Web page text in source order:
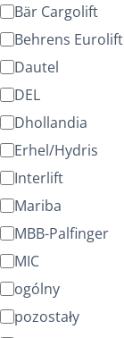
Bär Cargolift
Behrens Eurolift
Dautel
DEL
Dhollandia
Erhel/Hydris
Interlift
Mariba
MBB-Palfinger
MIC
ogólny
pozostały